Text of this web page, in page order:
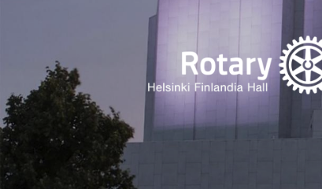
Finlandia Hall Rotaryklubi